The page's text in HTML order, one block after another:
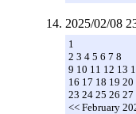
2025/02/08
1
2 3 4 5 6 7 8
9 10 11 12 13
16 17 18 19 20
23 24 25 26 27
<< February